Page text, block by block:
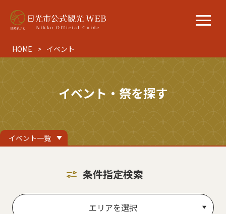
HOME イベント
イベント・祭を探す
イベント一覧
条件指定検索
エリアを選択